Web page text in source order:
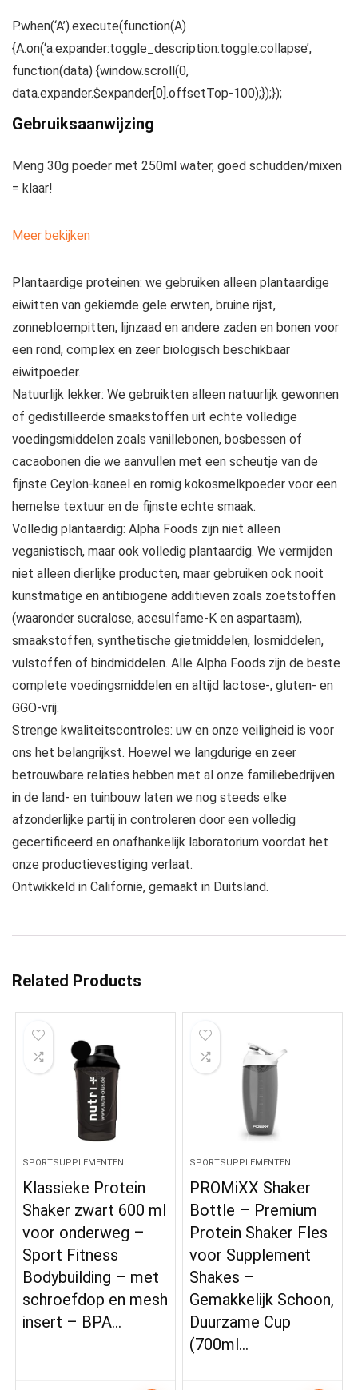
P.when(‘A’).execute(function(A)
{A.on(‘a:expander:toggle_description:toggle:collapse’,
function(data) {window.scroll(0,
data.expander.$expander[0].offsetTop-100);});});
Gebruiksaanwijzing
Meng 30g poeder met 250ml water, goed schudden/mixen
= klaar!
Meer bekijken
Plantaardige proteinen: we gebruiken alleen plantaardige
eiwitten van gekiemde gele erwten, bruine rijst,
zonnebloempitten, lijnzaad en andere zaden en bonen voor
een rond, complex en zeer biologisch beschikbaar
eiwitpoeder.
Natuurlijk lekker: We gebruikten alleen natuurlijk gewonnen
of gedistilleerde smaakstoffen uit echte volledige
voedingsmiddelen zoals vanillebonen, bosbessen of
cacaobonen die we aanvullen met een scheutje van de
fijnste Ceylon-kaneel en romig kokosmelkpoeder voor een
hemelse textuur en de fijnste echte smaak.
Volledig plantaardig: Alpha Foods zijn niet alleen
veganistisch, maar ook volledig plantaardig. We vermijden
niet alleen dierlijke producten, maar gebruiken ook nooit
kunstmatige en antibiogene additieven zoals zoetstoffen
(waaronder sucralose, acesulfame-K en aspartaam),
smaakstoffen, synthetische gietmiddelen, losmiddelen,
vulstoffen of bindmiddelen. Alle Alpha Foods zijn de beste
complete voedingsmiddelen en altijd lactose-, gluten- en
GGO-vrij.
Strenge kwaliteitscontroles: uw en onze veiligheid is voor
ons het belangrijkst. Hoewel we langdurige en zeer
betrouwbare relaties hebben met al onze familiebedrijven
in de land- en tuinbouw laten we nog steeds elke
afzonderlijke partij in controleren door een volledig
gecertificeerd en onafhankelijk laboratorium voordat het
onze productievestiging verlaat.
Ontwikkeld in Californië, gemaakt in Duitsland.
Related Products
SPORTSUPPLEMENTEN
Klassieke Protein
Shaker zwart 600 ml
voor onderweg –
Sport Fitness
Bodybuilding – met
schroefdop en mesh
insert – BPA…
SPORTSUPPLEMENTEN
PROMiXX Shaker
Bottle – Premium
Protein Shaker Fles
voor Supplement
Shakes –
Gemakkelijk Schoon,
Duurzame Cup
(700ml…